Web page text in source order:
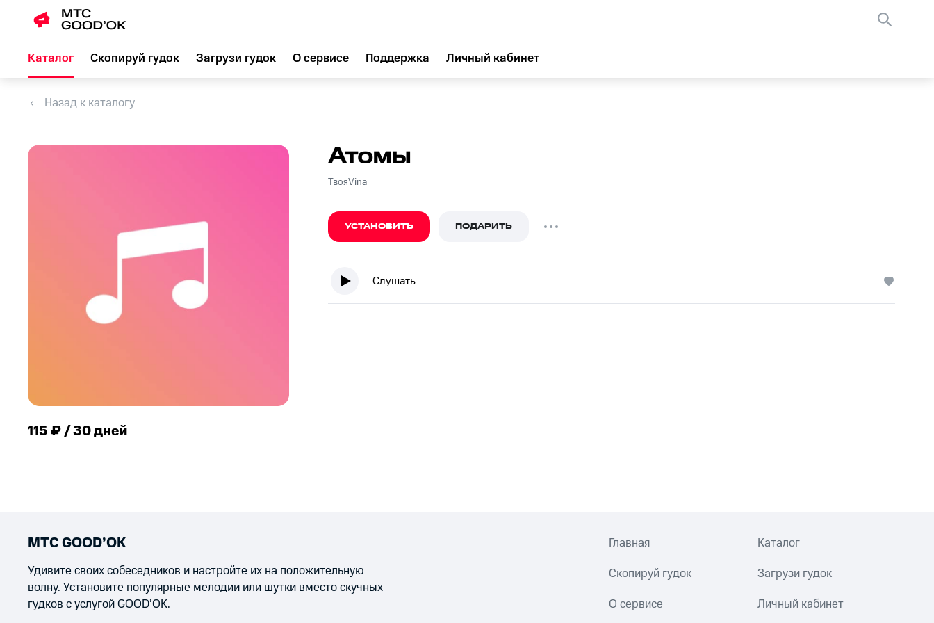
Каталог Скопируй гудок Загрузи гудок О сервисе Поддержка Личный кабинет
Назад к каталогу
115 ₽ / 30 дней
Атомы
ТвояVina
УСТАНОВИТЬ ПОДАРИТЬ
Слушать
МТС GOOD’OK
Удивите своих собеседников и настройте их на положительную
волну. Установите популярные мелодии или шутки вместо скучных
гудков с услугой GOOD’OK.
Главная Каталог
Скопируй гудок Загрузи гудок
О сервисе Личный кабинет